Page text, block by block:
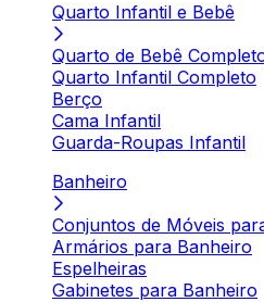
Quarto Infantil e Bebê
Quarto de Bebê
Quarto Infantil Completo
Berço
Cama Infantil
Guarda-Roupas Infantil
Banheiro
Conjuntos de Móveis
Armários para Banheiro
Espelheiras
Gabinetes para Banheiro